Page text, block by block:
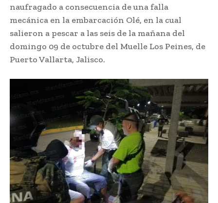
naufragado a consecuencia de una falla
mecánica en la embarcación Olé, en la cual
salieron a pescar a las seis de la mañana del
domingo 09 de octubre del Muelle Los Peines, de
Puerto Vallarta, Jalisco.